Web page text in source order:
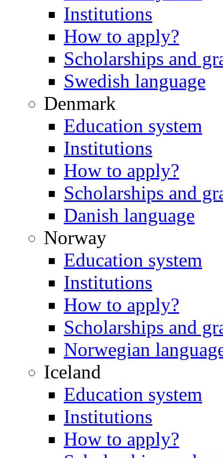
Institutions
How to apply?
Scholarships and
Swedish language
Denmark
Education system
Institutions
How to apply?
Scholarships and
Danish language
Norway
Education system
Institutions
How to apply?
Scholarships and
Norwegian
Iceland
Education system
Institutions
How to apply?